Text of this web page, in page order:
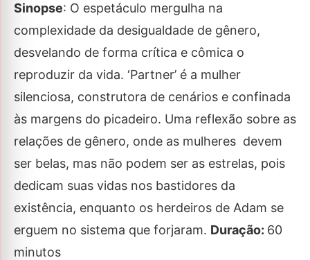
Sinopse: O espetáculo mergulha na
complexidade da desigualdade de gênero,
desvelando de forma crítica e cômica o
reproduzir da vida. ‘Partner’ é a mulher
silenciosa, construtora de cenários e confinada
às margens do picadeiro. Uma reflexão sobre as
relações de gênero, onde as mulheres devem
ser belas, mas não podem ser as estrelas, pois
dedicam suas vidas nos bastidores da
existência, enquanto os herdeiros de Adam se
erguem no sistema que forjaram. Duração: 60
minutos